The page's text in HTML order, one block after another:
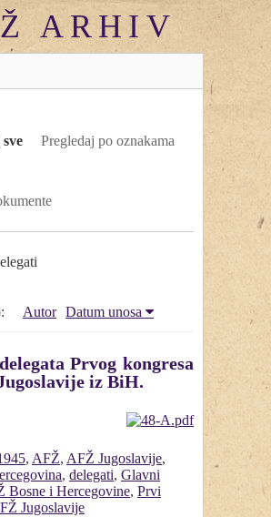
Pregledaj po oznakama
Autor Datum unosa
Prvog kongresa
iz BiH.
, AFŽ, AFŽ Jugoslavije,
, delegati, Glavni
Bosne i Hercegovine, Prvi
Jugoslavije